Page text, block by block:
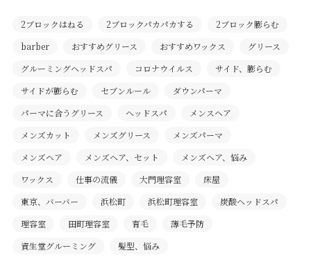
2ブロックはねる 2ブロックパカパカする
2ブロック膨らむ
barber
おすすめグリース おすすめワックス
グリース
グルーミングヘッドスパ
コロナウイルス
サイド、膨らむ
サイドが膨らむ
セブンルール
ダウンパーマ
パーマに合うグリース
ヘッドスパ
メンスヘア
メンズカット
メンズグリース
メンズパーマ
メンズヘア
メンズヘア、セット
メンズヘア、悩み
ワックス
仕事の流儀 大門理容室
床屋
東京、バーバー
浜松町 浜松町理容室
炭酸ヘッドスパ
理容室
田町理容室 育毛
薄毛予防
資生堂グルーミング
髪型、悩み